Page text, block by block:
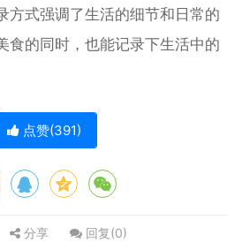
方式强调了生活的细节和日常的
食的同时，也能记录下生活中的
点赞(391)
分享 回复(0)